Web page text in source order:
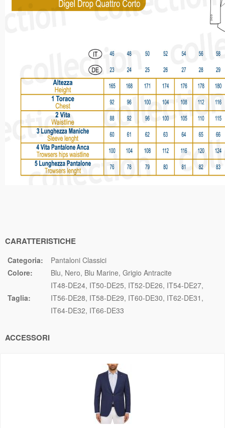
CARATTERISTICHE
Categoria:
Pantaloni Classici
Colore:
Blu Nero Blu Marine Grigio Antracite
Taglia:
IT48-DE24 IT50-DE25 IT52-DE26 IT54-DE27
IT56-DE28 IT58-DE29 IT60-DE30 IT62-DE31
IT64-DE32 IT66-DE33
ACCESSORI